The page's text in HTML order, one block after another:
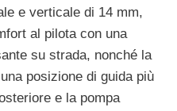
e verticale di 14 mm,
al pilota con una
su strada, nonché la
posizione di guida più
e la pompa